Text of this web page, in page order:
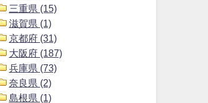
三重県 (15)
滋賀県 (1)
京都府 (31)
大阪府 (187)
兵庫県 (73)
奈良県 (2)
島根県 (1)